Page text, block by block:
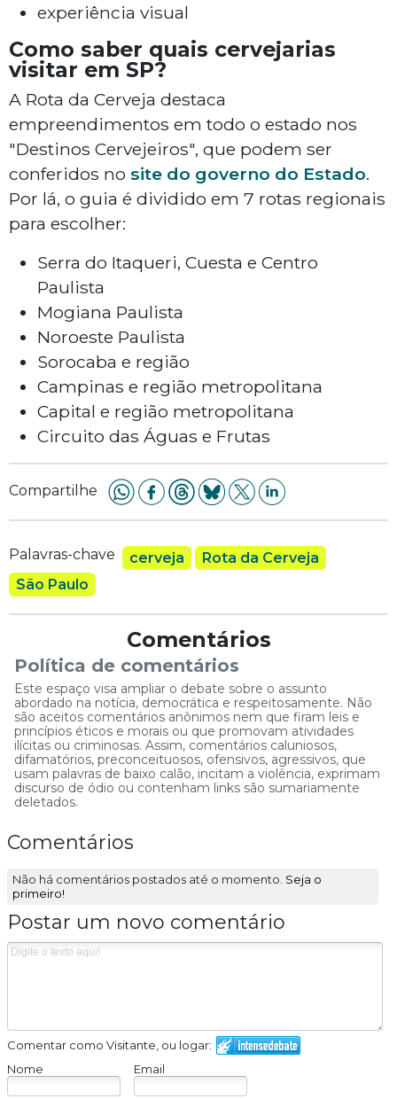
experiência visual
Como saber quais cervejarias
visitar em SP?
A Rota da Cerveja destaca
empreendimentos em todo o estado nos
"Destinos Cervejeiros", que podem ser
conferidos no site do governo do Estado.
Por lá, o guia é dividido em 7 rotas regionais
para escolher:
Serra do Itaqueri, Cuesta e Centro
Paulista
Mogiana Paulista
Noroeste Paulista
Sorocaba e região
Campinas e região metropolitana
Capital e região metropolitana
Circuito das Águas e Frutas
Compartilhe
Palavras-chave cerveja
Rota da Cerveja
São Paulo
Comentários
Política de comentários
Este espaço visa ampliar o debate sobre o assunto
abordado na notícia, democrática e respeitosamente. Não
são aceitos comentários anônimos nem que firam leis e
princípios éticos e morais ou que promovam atividades
ilícitas ou criminosas. Assim, comentários caluniosos,
difamatórios, preconceituosos, ofensivos, agressivos, que
usam palavras de baixo calão, incitam a violência, exprimam
discurso de ódio ou contenham links são sumariamente
deletados.
Comentários
Não há comentários postados até o momento. Seja o
primeiro!
Postar um novo comentário
Comentar como Visitante, ou logar:
Nome
Email